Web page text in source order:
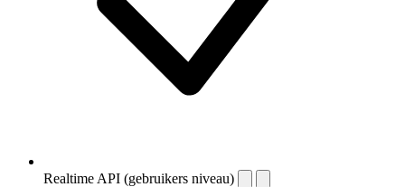
Realtime API (gebruikers niveau)